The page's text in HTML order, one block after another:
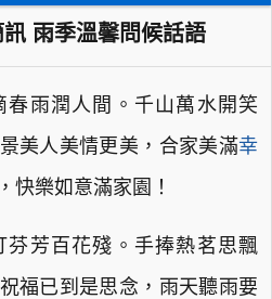
雨季溫馨問候話語
春雨潤人間。千山萬水開笑
美人美情更美，合家美滿幸
快樂如意滿家園！
芬芳百花殘。手捧熱茗思飄
福已到是思念，雨天聽雨要